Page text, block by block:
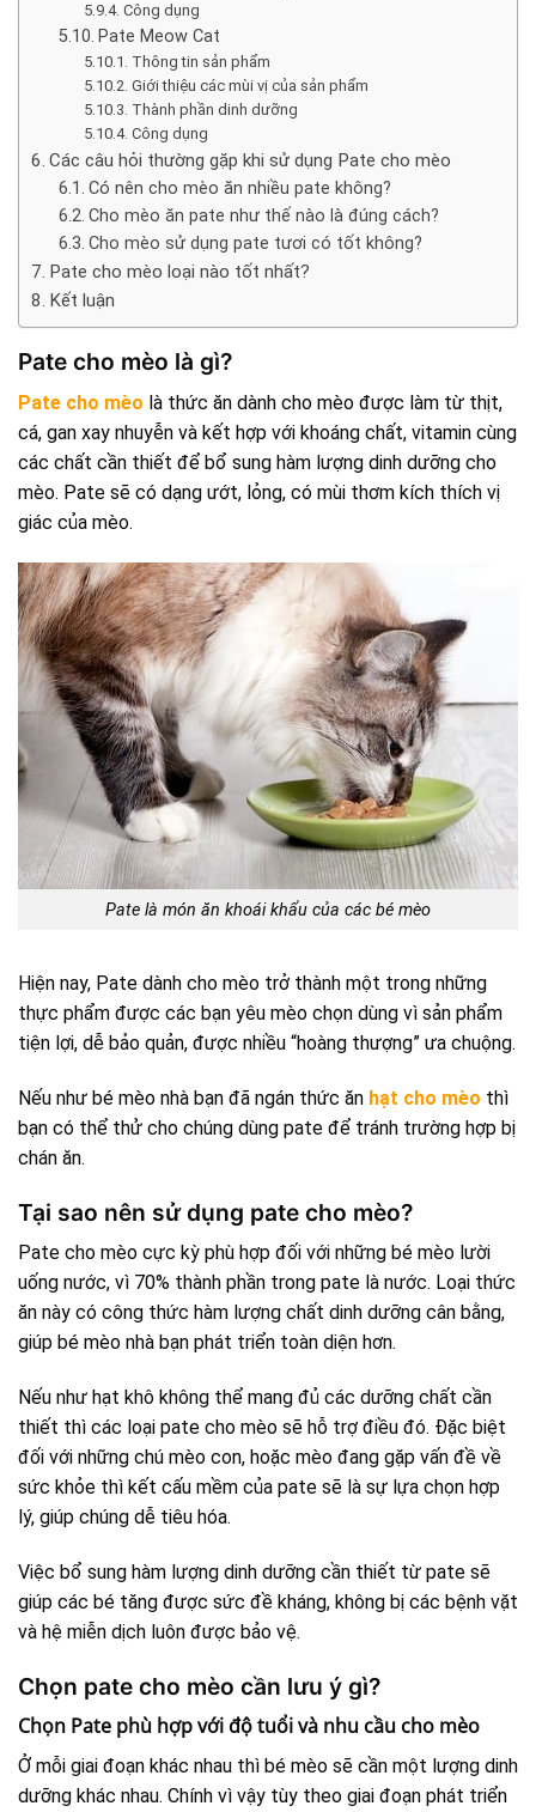
Công dụng
Pate Meow Cat
Thông tin sản phẩm
Giới thiệu các mùi vị của sản phẩm
Thành phần dinh dưỡng
Công dụng
Các câu hỏi thường gặp khi sử dụng Pate cho mèo
Có nên cho mèo ăn nhiều pate không?
Cho mèo ăn pate như thế nào là đúng cách?
Cho mèo sử dụng pate tươi có tốt không?
Pate cho mèo loại nào tốt nhất?
Kết luận
Pate cho mèo là gì?
Pate cho mèo là thức ăn dành cho mèo được làm từ thịt,
cá, gan xay nhuyễn và kết hợp với khoáng chất, vitamin cùng
các chất cần thiết để bổ sung hàm lượng dinh dưỡng cho
mèo. Pate sẽ có dạng ướt, lỏng, có mùi thơm kích thích vị
giác của mèo.
Pate là món ăn khoái khẩu của các bé mèo
Hiện nay, Pate dành cho mèo trở thành một trong những
thực phẩm được các bạn yêu mèo chọn dùng vì sản phẩm
tiện lợi, dễ bảo quản, được nhiều “hoàng thượng” ưa chuộng.
Nếu như bé mèo nhà bạn đã ngán thức ăn hạt cho mèo thì
bạn có thể thử cho chúng dùng pate để tránh trường hợp bị
chán ăn.
Tại sao nên sử dụng pate cho mèo?
Pate cho mèo cực kỳ phù hợp đối với những bé mèo lười
uống nước, vì 70% thành phần trong pate là nước. Loại thức
ăn này có công thức hàm lượng chất dinh dưỡng cân bằng,
giúp bé mèo nhà bạn phát triển toàn diện hơn.
Nếu như hạt khô không thể mang đủ các dưỡng chất cần
thiết thì các loại pate cho mèo sẽ hỗ trợ điều đó. Đặc biệt
đối với những chú mèo con, hoặc mèo đang gặp vấn đề về
sức khỏe thì kết cấu mềm của pate sẽ là sự lựa chọn hợp
lý, giúp chúng dễ tiêu hóa.
Việc bổ sung hàm lượng dinh dưỡng cần thiết từ pate sẽ
giúp các bé tăng được sức đề kháng, không bị các bệnh vặt
và hệ miễn dịch luôn được bảo vệ.
Chọn pate cho mèo cần lưu ý gì?
Chọn Pate phù hợp với độ tuổi và nhu cầu cho mèo
Ở mỗi giai đoạn khác nhau thì bé mèo sẽ cần một lượng dinh
dưỡng khác nhau. Chính vì vậy tùy theo giai đoạn phát triển